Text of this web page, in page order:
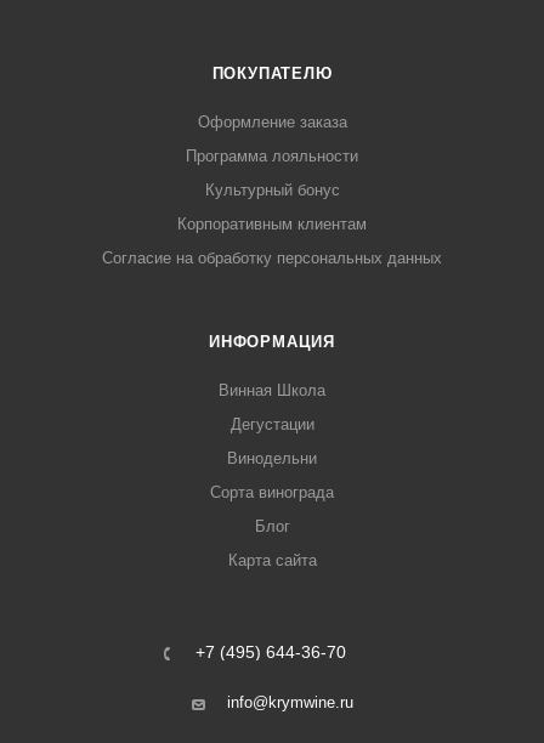
ПОКУПАТЕЛЮ
Оформление заказа
Программа лояльности
Культурный бонус
Корпоративным клиентам
Согласие на обработку персональных данных
ИНФОРМАЦИЯ
Винная Школа
Дегустации
Винодельни
Сорта винограда
Блог
Карта сайта
+7 (495) 644-36-70
info@krymwine.ru